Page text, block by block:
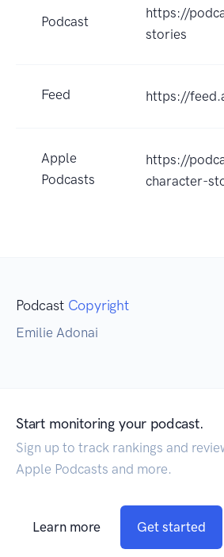
Podcast
https://
stories
Feed https://
Apple
Podcasts
https://
character-
Podcast Copyright
Emilie Adonai
Start monitoring your podcast.
Sign up to track rankings and
Apple Podcasts and more.
Learn more Get started